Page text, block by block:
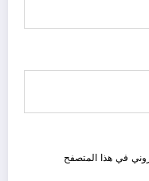
في هذا المتصفح